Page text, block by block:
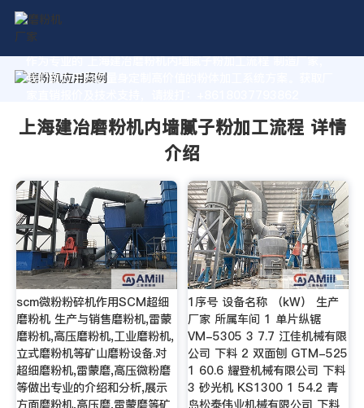
作为专业的 上海建冶磨粉机内墙腻子粉加工流程 制造厂家，
我们致力于为您量身定制高价值的粉体加工系统方案。获取厂
上海建冶磨粉机内墙腻子粉加工流程 详情
介绍
scm微粉粉碎机作用SCM超细
磨粉机 生产与销售磨粉机,雷蒙
磨粉机,高压磨粉机,工业磨粉机,
立式磨粉机等矿山磨粉设备.对
超细磨粉机,雷蒙磨,高压微粉磨
等做出专业的介绍和分析,展示
1序号 设备名称 （kW） 生产
厂家 所属车间 1 单片纵锯
VM-5305 3 7.7 江佳机械有限
公司 下料 2 双面刨 GTM-525
1 60.6 耀登机械有限公司 下料
3 砂光机 KS1300 1 54.2 青